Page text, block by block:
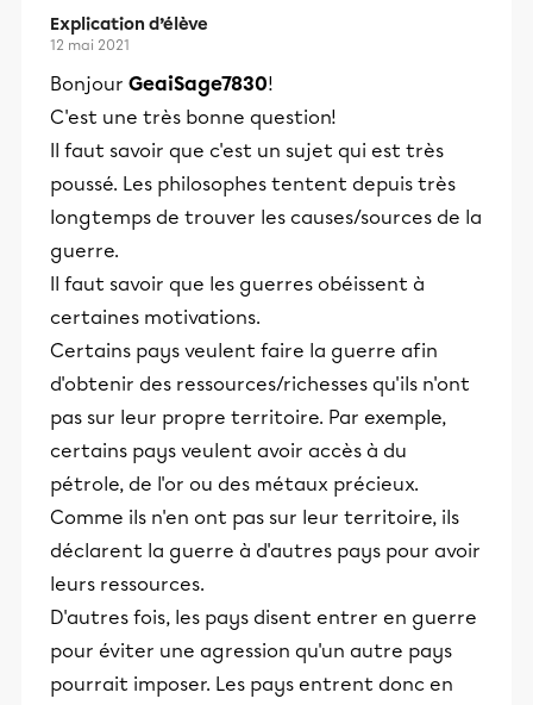
Explication d’élève
12 mai 2021
Bonjour GeaiSage7830!
C'est une très bonne question!
Il faut savoir que c'est un sujet qui est très
poussé. Les philosophes tentent depuis très
longtemps de trouver les causes/sources de la
guerre.
Il faut savoir que les guerres obéissent à
certaines motivations.
Certains pays veulent faire la guerre afin
d'obtenir des ressources/richesses qu'ils n'ont
pas sur leur propre territoire. Par exemple,
certains pays veulent avoir accès à du
pétrole, de l'or ou des métaux précieux.
Comme ils n'en ont pas sur leur territoire, ils
déclarent la guerre à d'autres pays pour avoir
leurs ressources.
D'autres fois, les pays disent entrer en guerre
pour éviter une agression qu'un autre pays
pourrait imposer. Les pays entrent donc en